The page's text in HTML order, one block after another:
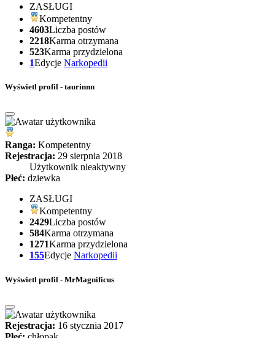
ZASŁUGI
Kompetentny
4603Liczba postów
2218Karma otrzymana
523Karma przydzielona
1Edycje Narkopedii
Wyświetl profil - taurinnn
Ranga: Kompetentny
Rejestracja: 29 sierpnia 2018
Użytkownik nieaktywny
Płeć: dziewka
ZASŁUGI
Kompetentny
2429Liczba postów
584Karma otrzymana
1271Karma przydzielona
155Edycje Narkopedii
Wyświetl profil - MrMagnificus
Rejestracja: 16 stycznia 2017